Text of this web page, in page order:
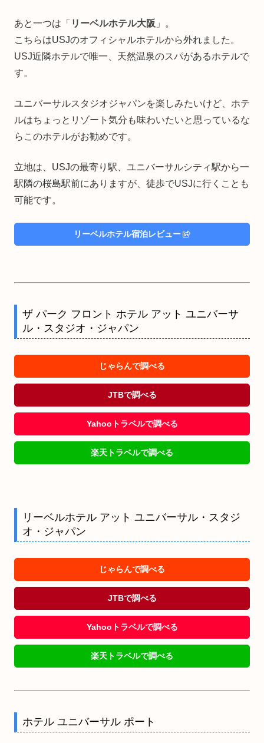
あと一つは「 リーベルホテル大阪 」。
こちらはUSJのオフィシャルホテルから外れました。
USJ近隣ホテルで唯一、天然温泉のスパがあるホテルで
す。
ユニバーサルスタジオジャパンを楽しみたいけど、ホテ
ルはちょっとリゾート気分も味わいたいと思っているな
らこのホテルがお勧めです。
立地は、USJの最寄り駅、ユニバーサルシティ駅から一
駅隣の桜島駅前にありますが、徒歩でUSJに行くことも
可能です。
リーベルホテル宿泊レビュー
ザ パーク フロント ホテル アット ユニバーサ
ル・スタジオ・ジャパン
じゃらんで調べる
JTBで調べる
Yahooトラベルで調べる
楽天トラベルで調べる
リーベルホテル アット ユニバーサル・スタジ
オ・ジャパン
じゃらんで調べる
JTBで調べる
Yahooトラベルで調べる
楽天トラベルで調べる
ホテル ユニバーサル ポート